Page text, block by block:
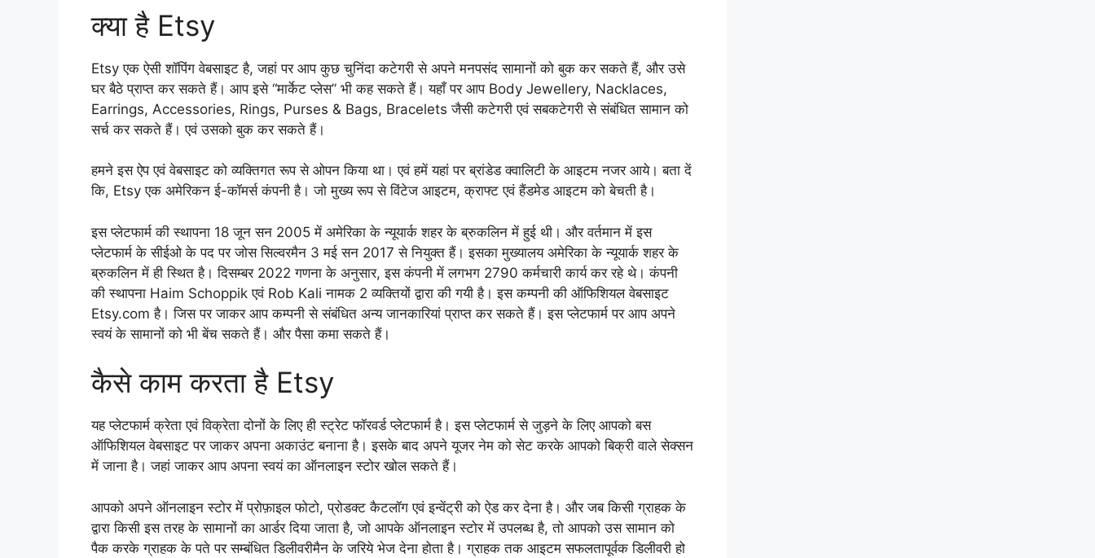
क्या है Etsy
Etsy एक ऐसी शॉपिंग वेबसाइट है, जहां पर आप कुछ चुनिंदा कटेगरी से अपने मनपसंद सामानों को बुक कर सकते हैं, और उसे
घर बैठे प्राप्त कर सकते हैं। आप इसे “मार्केट प्लेस” भी कह सकते हैं। यहाँ पर आप Body Jewellery, Nacklaces,
Earrings, Accessories, Rings, Purses & Bags, Bracelets जैसी कटेगरी एवं सबकटेगरी से संबंधित सामान को
सर्च कर सकते हैं। एवं उसको बुक कर सकते हैं।
हमने इस ऐप एवं वेबसाइट को व्यक्तिगत रूप से ओपन किया था। एवं हमें यहां पर ब्रांडेड क्वालिटी के आइटम नजर आये। बता दें
कि, Etsy एक अमेरिकन ई-कॉमर्स कंपनी है। जो मुख्य रूप से विंटेज आइटम, क्राफ्ट एवं हैंडमेड आइटम को बेचती है।
इस प्लेटफार्म की स्थापना 18 जून सन 2005 में अमेरिका के न्यूयार्क शहर के ब्रुकलिन में हुई थी। और वर्तमान में इस
प्लेटफार्म के सीईओ के पद पर जोस सिल्वरमैन 3 मई सन 2017 से नियुक्त हैं। इसका मुख्यालय अमेरिका के न्यूयार्क शहर के
ब्रुकलिन में ही स्थित है। दिसम्बर 2022 गणना के अनुसार, इस कंपनी में लगभग 2790 कर्मचारी कार्य कर रहे थे। कंपनी
की स्थापना Haim Schoppik एवं Rob Kali नामक 2 व्यक्तियों द्वारा की गयी है। इस कम्पनी की ऑफिशियल वेबसाइट
Etsy.com है। जिस पर जाकर आप कम्पनी से संबंधित अन्य जानकारियां प्राप्त कर सकते हैं। इस प्लेटफार्म पर आप अपने
स्वयं के सामानों को भी बेंच सकते हैं। और पैसा कमा सकते हैं।
कैसे काम करता है Etsy
यह प्लेटफार्म क्रेता एवं विक्रेता दोनों के लिए ही स्ट्रेट फॉरवर्ड प्लेटफार्म है। इस प्लेटफार्म से जुड़ने के लिए आपको बस
ऑफिशियल वेबसाइट पर जाकर अपना अकाउंट बनाना है। इसके बाद अपने यूजर नेम को सेट करके आपको बिक्री वाले सेक्सन
में जाना है। जहां जाकर आप अपना स्वयं का ऑनलाइन स्टोर खोल सकते हैं।
आपको अपने ऑनलाइन स्टोर में प्रोफ़ाइल फोटो, प्रोडक्ट कैटलॉग एवं इन्वेंट्री को ऐड कर देना है। और जब किसी ग्राहक के
द्वारा किसी इस तरह के सामानों का आर्डर दिया जाता है, जो आपके ऑनलाइन स्टोर में उपलब्ध है, तो आपको उस सामान को
पैक करके ग्राहक के पते पर सम्बंधित डिलीवरीमैन के जरिये भेज देना होता है। ग्राहक तक आइटम सफलतापूर्वक डिलीवरी हो